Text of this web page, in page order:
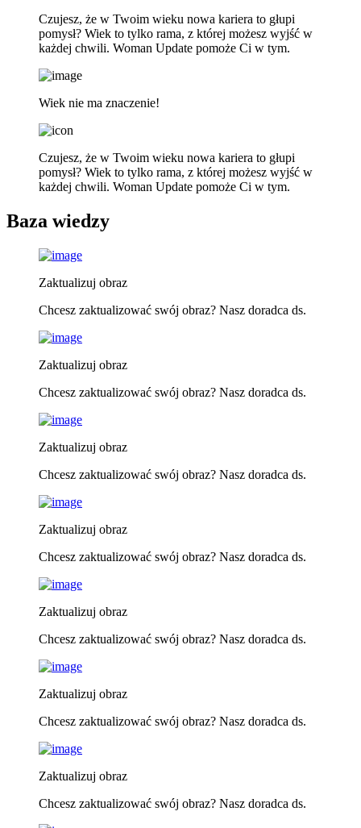
Czujesz, że w Twoim wieku nowa kariera to głupi
pomysł? Wiek to tylko rama, z której możesz wyjść w
każdej chwili. Woman Update pomoże Ci w tym.
Wiek nie ma znaczenie!
Czujesz, że w Twoim wieku nowa kariera to głupi
pomysł? Wiek to tylko rama, z której możesz wyjść w
każdej chwili. Woman Update pomoże Ci w tym.
Baza wiedzy
Zaktualizuj obraz
Chcesz zaktualizować swój obraz? Nasz doradca ds.
Zaktualizuj obraz
Chcesz zaktualizować swój obraz? Nasz doradca ds.
Zaktualizuj obraz
Chcesz zaktualizować swój obraz? Nasz doradca ds.
Zaktualizuj obraz
Chcesz zaktualizować swój obraz? Nasz doradca ds.
Zaktualizuj obraz
Chcesz zaktualizować swój obraz? Nasz doradca ds.
Zaktualizuj obraz
Chcesz zaktualizować swój obraz? Nasz doradca ds.
Zaktualizuj obraz
Chcesz zaktualizować swój obraz? Nasz doradca ds.